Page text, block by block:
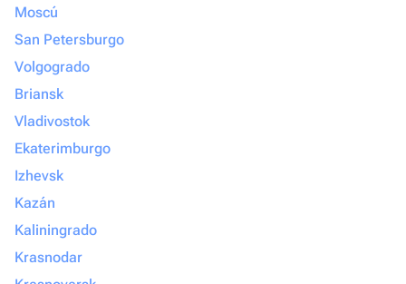
Moscú
San Petersburgo
Volgogrado
Briansk
Vladivostok
Ekaterimburgo
Izhevsk
Kazán
Kaliningrado
Krasnodar